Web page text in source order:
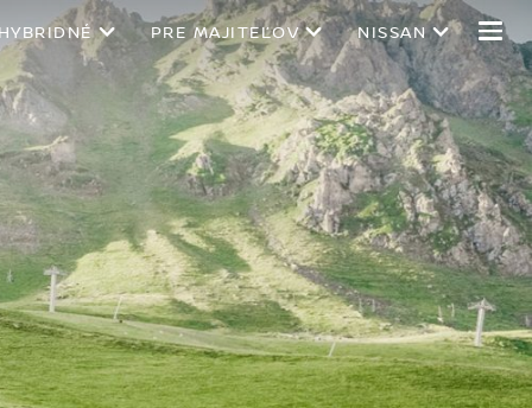
PRE MAJITEĽOV NISSAN